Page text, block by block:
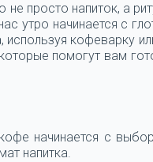
не просто напиток, а
утро начинается с
используя кофеварку
помогут вам
начинается с
напитка.